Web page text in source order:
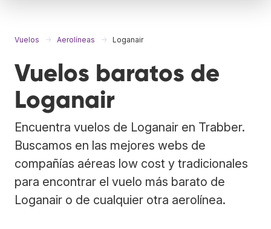
Vuelos Aerolíneas Loganair
Vuelos baratos de
Loganair
Encuentra vuelos de Loganair en Trabber.
Buscamos en las mejores webs de
compañías aéreas low cost y tradicionales
para encontrar el vuelo más barato de
Loganair o de cualquier otra aerolínea.